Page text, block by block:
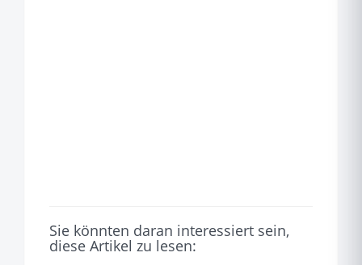
Sie könnten daran interessiert sein,
diese Artikel zu lesen: